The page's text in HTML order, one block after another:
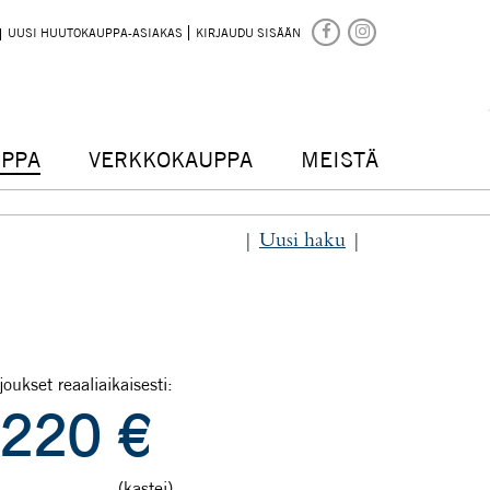
UUSI HUUTOKAUPPA-ASIAKAS KIRJAUDU SISÄÄN
VERKKOKAUPPA MEISTÄ
Uusi haku
reaaliaikaisesti:
220 €